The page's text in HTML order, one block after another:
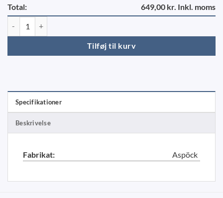
Total: 649,00 kr. Inkl. moms
Tilføj til kurv
Specifikationer
Beskrivelse
Fabrikat: Aspöck